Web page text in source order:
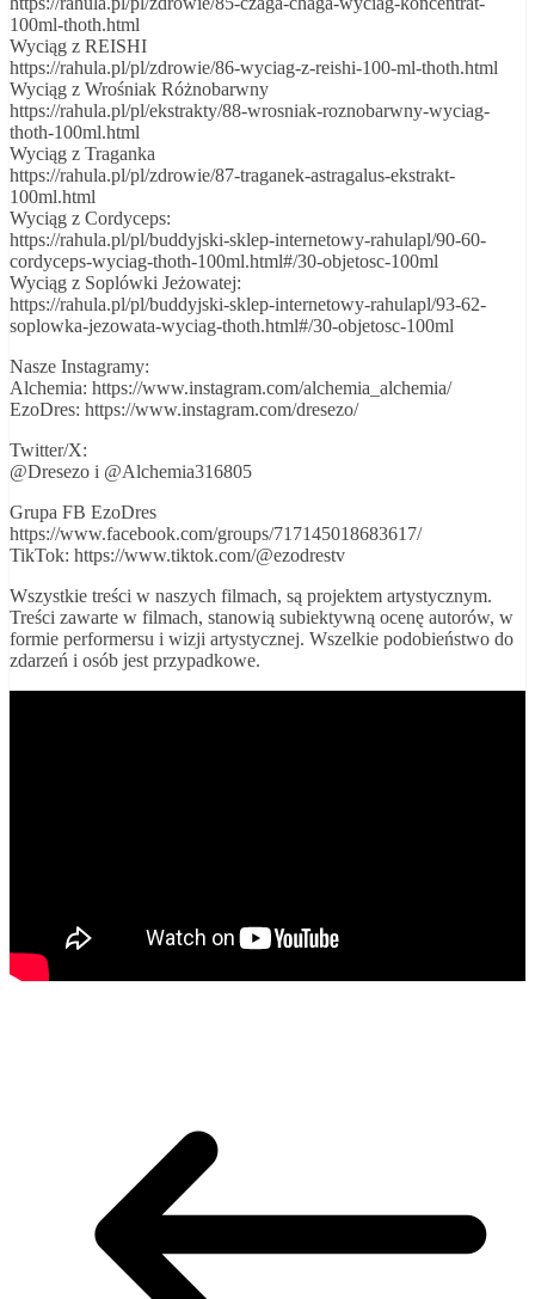
100ml-thoth.html
Wyciąg z REISHI
https://rahula.pl/pl/zdrowie/86-wyciag-z-reishi-100-ml-thoth.html
Wyciąg z Wrośniak Różnobarwny
https://rahula.pl/pl/ekstrakty/88-wrosniak-roznobarwny-wyciag-
thoth-100ml.html
Wyciąg z Traganka
https://rahula.pl/pl/zdrowie/87-traganek-astragalus-ekstrakt-
100ml.html
Wyciąg z Cordyceps:
https://rahula.pl/pl/buddyjski-sklep-internetowy-rahulapl/90-60-
cordyceps-wyciag-thoth-100ml.html#/30-objetosc-100ml
Wyciąg z Soplówki Jeżowatej:
https://rahula.pl/pl/buddyjski-sklep-internetowy-rahulapl/93-62-
soplowka-jezowata-wyciag-thoth.html#/30-objetosc-100ml
Nasze Instagramy:
Alchemia: https://www.instagram.com/alchemia_alchemia/
EzoDres: https://www.instagram.com/dresezo/
Twitter/X:
@Dresezo i @Alchemia316805
Grupa FB EzoDres
https://www.facebook.com/groups/717145018683617/
TikTok: https://www.tiktok.com/@ezodrestv
Wszystkie treści w naszych filmach, są projektem artystycznym.
Treści zawarte w filmach, stanowią subiektywną ocenę autorów, w
formie performersu i wizji artystycznej. Wszelkie podobieństwo do
zdarzeń i osób jest przypadkowe.